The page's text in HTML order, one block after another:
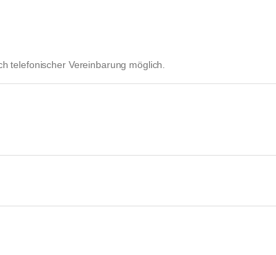
telefonischer Vereinbarung möglich.